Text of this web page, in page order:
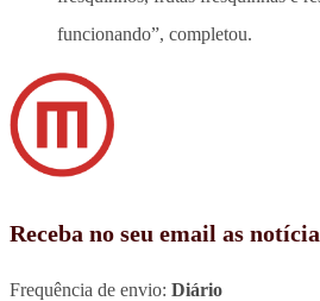
funcionando”, completou.
Receba no seu email as
Frequência de envio: Diário